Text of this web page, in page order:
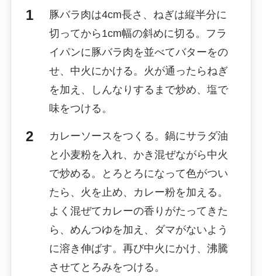
豚バラ肉は4cm長さ、ねぎは縦半分に
切ってから1cm幅の斜めに切る。フラ
イパンに豚バラ肉を並べてバターをの
せ、中火にかける。火が通ったらねぎ
を加え、しんなりするまで炒め、塩で
味をつける。
カレーソースをつくる。鍋にサラダ油
と小麦粉を入れ、かき混ぜながら中火
で炒める。とろとろになって色がつい
たら、火を止め、カレー粉を加える。
よく混ぜてカレーの香りがたってきた
ら、めんつゆを加え、ダマがないよう
に溶き伸ばす。再び中火にかけ、沸騰
させてとろみをつける。